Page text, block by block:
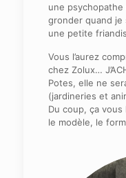
une
gronder quand je
une petite
Vous l’aurez
chez Zolux…
Potes, elle ne
(jardineries et
Du coup, ça
le modèle, le